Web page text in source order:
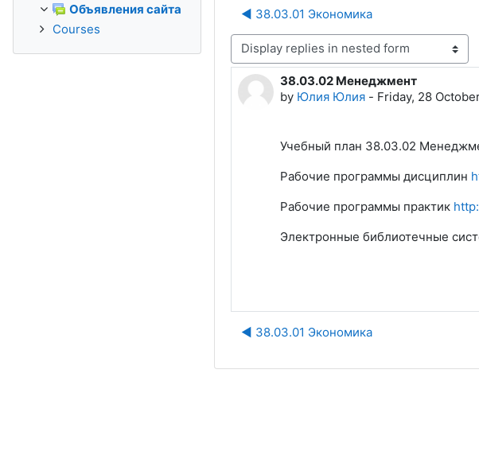
◀︎ 38.03.01 Экономика
Display mode
38.03.02 Менеджмент
by Юлия Юлия- Friday, 28
Number of replies: 0
Учебный план 38.03.02
Рабочие программы дисциплин
Рабочие программы практик
Электронные библиотечные
◀︎ 38.03.01 Экономика
Объявления сайта
Courses